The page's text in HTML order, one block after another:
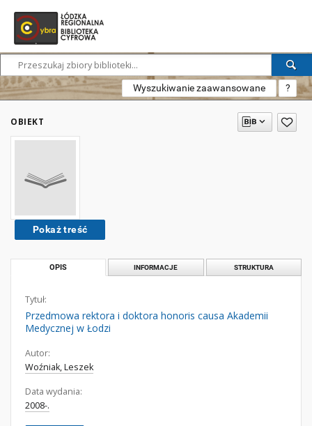
Wyszukiwanie zaawansowane ?
OBIEKT
Pokaż treść
OPIS INFORMACJE STRUKTURA
Tytuł:
Przedmowa rektora i doktora honoris causa Akademii
Medycznej w Łodzi
Autor:
Woźniak, Leszek
Data wydania:
2008-.